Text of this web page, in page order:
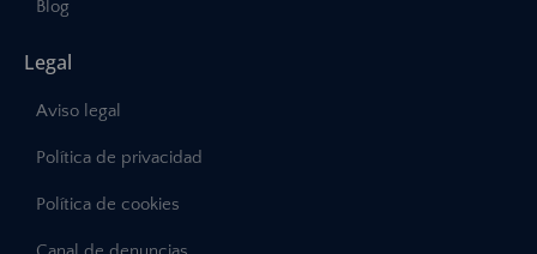
Blog
Legal
Aviso legal
Política de privacidad
Política de cookies